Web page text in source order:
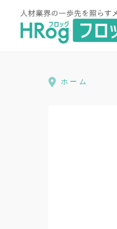
HRog | 人材
ホーム